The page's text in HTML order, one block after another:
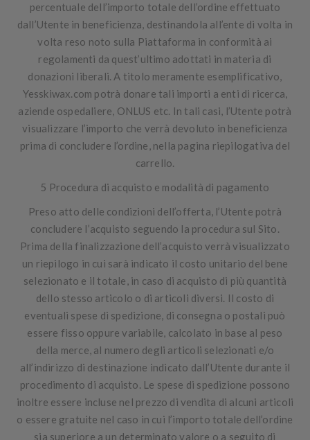
percentuale dell’importo totale dell’ordine effettuato
dall’Utente in beneficienza, destinandola all’ente di volta in
volta reso noto sulla Piattaforma in conformità ai
regolamenti da quest’ultimo adottati in materia di
donazioni liberali. A titolo meramente esemplificativo,
Yesskiwax.com potrà donare tali importi a enti di ricerca,
aziende ospedaliere, ONLUS etc. In tali casi, l’Utente potrà
visualizzare l’importo che verrà devoluto in beneficienza
prima di concludere l’ordine, nella pagina riepilogativa del
carrello.
5 Procedura di acquisto e modalità di pagamento
Preso atto delle condizioni dell’offerta, l’Utente potrà
concludere l’acquisto seguendo la procedura sul Sito.
Prima della finalizzazione dell’acquisto verrà visualizzato
un riepilogo in cui sarà indicato il costo unitario del bene
selezionato e il totale, in caso di acquisto di più quantità
dello stesso articolo o di articoli diversi. Il costo di
eventuali spese di spedizione, di consegna o postali può
essere fisso oppure variabile, calcolato in base al peso
della merce, al numero degli articoli selezionati e/o
all’indirizzo di destinazione indicato dall’Utente durante il
procedimento di acquisto. Le spese di spedizione possono
inoltre essere incluse nel prezzo di vendita di alcuni articoli
o essere gratuite nel caso in cui l’importo totale dell’ordine
sia superiore a un determinato valore o a seguito di